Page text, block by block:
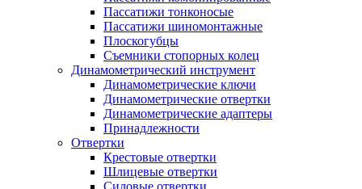
Пассатижи тонконосые
Пассатижи шиномонтажные
Плоскогубцы
Съемники стопорных колец
Динамометрический инструмент
Динамометрические ключи
Динамометрические отвертки
Динамометрические адаптеры
Принадлежности
Отвертки
Крестовые отвертки
Шлицевые отвертки
Силовые отвертки